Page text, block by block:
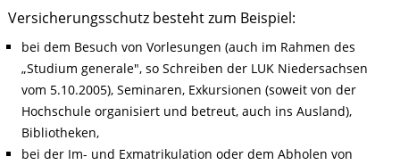
Versicherungsschutz besteht zum Beispiel:
bei dem Besuch von Vorlesungen (auch im Rahmen des
„Studium generale", so Schreiben der LUK Niedersachsen
vom 5.10.2005), Seminaren, Exkursionen (soweit von der
Hochschule organisiert und betreut, auch ins Ausland),
Bibliotheken,
bei der Im- und Exmatrikulation oder dem Abholen von